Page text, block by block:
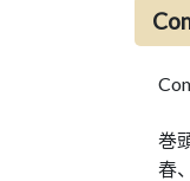
巻
春